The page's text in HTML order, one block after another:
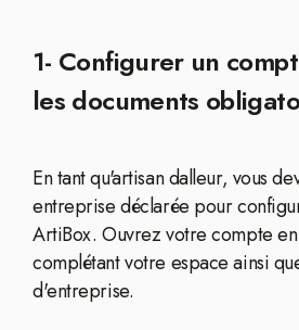
1- Configurer un
les documents
En tant qu'artisan dalleur, vous
entreprise déclarée pour
ArtiBox. Ouvrez votre compte
complétant votre espace ainsi
d'entreprise.